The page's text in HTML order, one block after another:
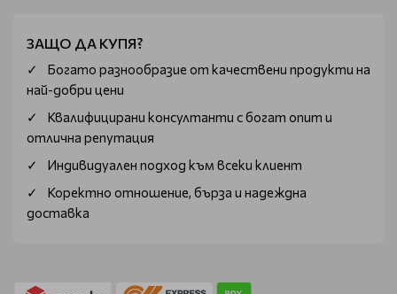
ЗАЩО ДА КУПЯ?
Богатo разнообразие от качествени продукти на
най-добри цени
Квалифицирани консултанти с богат опит и
отлична репутация
Индивидуален подход към всеки клиент
Коректно отношение, бърза и надеждна
доставка